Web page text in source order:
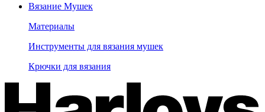
Вязание Мушек
Материалы
Инструменты для вязания мушек
Крючки для вязания